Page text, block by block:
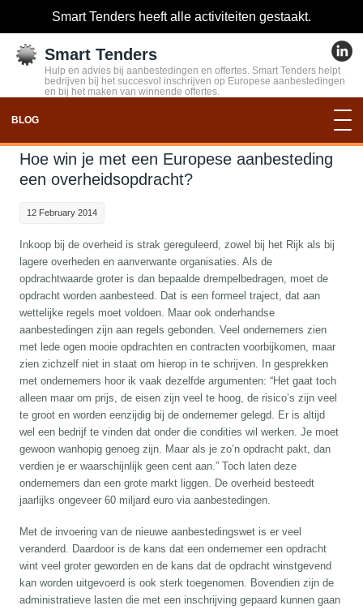
Smart Tenders heeft alle activiteiten gestaakt.
Smart Tenders
Hulp en advies bij aanbestedingen en offertes. Smart Tenders helpt
bedrijven bij het succesvol inschrijven op Europese aanbestedingen
en bij het maken van winnende offertes.
BLOG
Hoe win je met een Europese aanbesteding
een overheidsopdracht?
12 February 2014
Inkoop bij de overheid is strak gereguleerd, zowel bij het Rijk als bij
lagere overheden en aanverwante organisaties. Als de
opdrachtwaarde groter is dan bepaalde drempelbedragen, moet de
opdracht worden aanbesteed. Dat is een formeel traject, dat aan
wettelijke regels moet voldoen. Maar ook onderhandse
aanbestedingen zijn aan regels gebonden. Veel ondernemers zien
met lede ogen mooie opdrachten en contracten voorbijkomen, maar
zien zichzelf niet in staat om hierop in te schrijven. In gesprekken
met ondernemers hoor ik vaak dezelfde argumenten: “Het gaat toch
alleen maar om prijs, de eisen zijn veel te hoog, de risico’s zijn veel
te groot en worden eenzijdig bij de ondernemer gelegd. Er is altijd
wel een bedrijf te vinden dat onder die condities wil werken. Je moet
gewoon wanhopig genoeg zijn. Maar als je zo’n opdracht pakt, dan
verdien je er waarschijnlijk geen cent aan.” Toch laten deze
ondernemers dan een grote markt liggen. De overheid besteedt
jaarlijks ongeveer 60 miljard euro via aanbestedingen.
Met de invoering van de nieuwe aanbestedingswet is er veel
veranderd. Daardoor is de kans dat een ondernemer een opdracht
wint veel groter geworden en de kans dat de opdracht winstgevend
kan worden uitgevoerd is ook sterk toegenomen. Bovendien zijn de
administratieve lasten die met een inschrijving gepaard kunnen gaan